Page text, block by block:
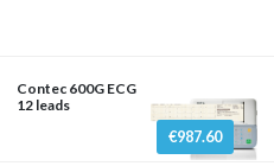
Contec 600G ECG
12 leads
€987.60